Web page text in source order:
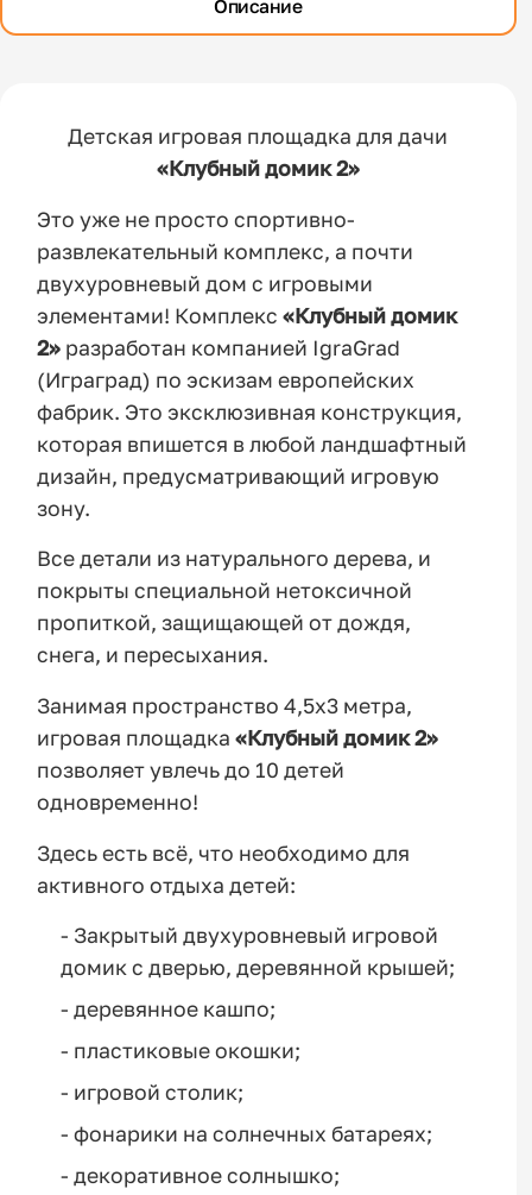
Описание
Детская игровая площадка для дачи
«Клубный домик 2»
Это уже не просто спортивно-
развлекательный комплекс, а почти
двухуровневый дом с игровыми
элементами! Комплекс«Клубный домик
2» разработан компанией IgraGrad
(Играград) по эскизам европейских
фабрик. Это эксклюзивная конструкция,
которая впишется в любой ландшафтный
дизайн, предусматривающий игровую
зону.
Все детали из натурального дерева, и
покрыты специальной нетоксичной
пропиткой, защищающей от дождя,
снега, и пересыхания.
Занимая пространство 4,5х3 метра,
игровая площадка«Клубный домик 2»
позволяет увлечь до 10 детей
одновременно!
Здесь есть всё, что необходимо для
активного отдыха детей:
- Закрытый двухуровневый игровой
домик с дверью, деревянной крышей;
- деревянное кашпо;
- пластиковые окошки;
- игровой столик;
- фонарики на солнечных батареях;
- декоративное солнышко;